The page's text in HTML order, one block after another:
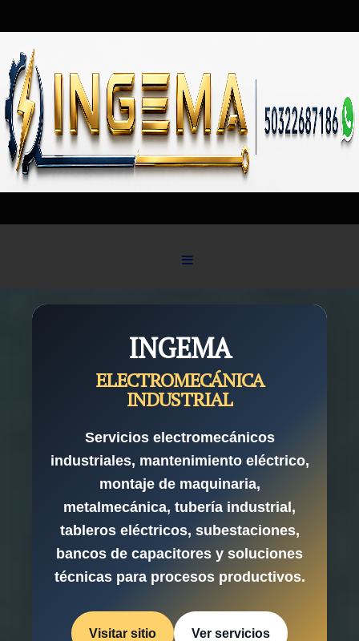
INGEMA
ELECTROMECÁNICA
INDUSTRIAL
Servicios electromecánicos
industriales, mantenimiento eléctrico,
montaje de maquinaria,
metalmecánica, tubería industrial,
tableros eléctricos, subestaciones,
bancos de capacitores y soluciones
técnicas para procesos productivos.
Visitar sitio Ver servicios